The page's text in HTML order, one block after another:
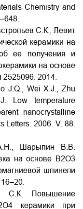
Chemistry and
С.К., Левит
керамики на
ее получения и
на основе
2014.
J.Q., Wei X.J., Zhu
Low temperature
nanocrystalline
Letters. 2006. V. 88.
Шарыпин В.В.
на основе B2O3
шпинели
С.К. Повышение
керамики при